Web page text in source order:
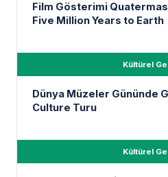
Film Gösterimi
Five Million Years to Earth
Kültürel
Dünya Müzeler Gününde
Culture Turu
Kültürel